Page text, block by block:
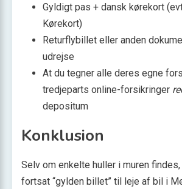
Gyldigt pas + dansk kørekort
Kørekort)
Returflybillet eller anden
udrejse
At du tegner alle deres egne
tredjeparts online-forsikringer
depositum
Konklusion
Selv om enkelte huller i muren
fortsat “gylden billet” til leje af bil i